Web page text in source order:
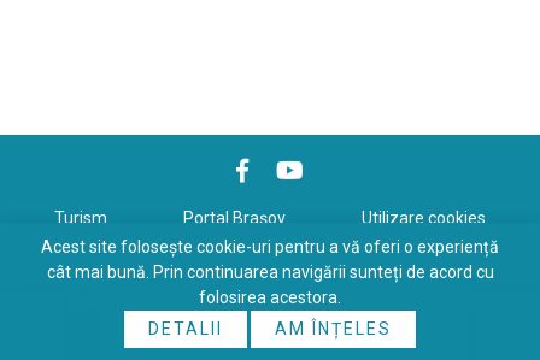
Turism Portal Braşov Utilizare cookies
Politică de confidenţialitate
Copyrights © 2026 All Rights Reserved. Powered by
Online
Acest site folosește cookie-uri pentru a vă oferi o experiență
cât mai bună. Prin continuarea navigării sunteți de acord cu
folosirea acestora.
DETALII
AM ÎNȚELES